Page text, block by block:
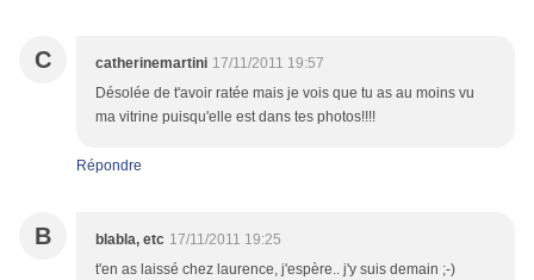
C catherinemartini 17/11/2011 19:57
Désolée de t'avoir ratée mais je vois que tu as au moins vu
ma vitrine puisqu'elle est dans tes photos!!!!
Répondre
B blabla, etc 17/11/2011 19:25
t'en as laissé chez laurence, j'espère.. j'y suis demain ;-)